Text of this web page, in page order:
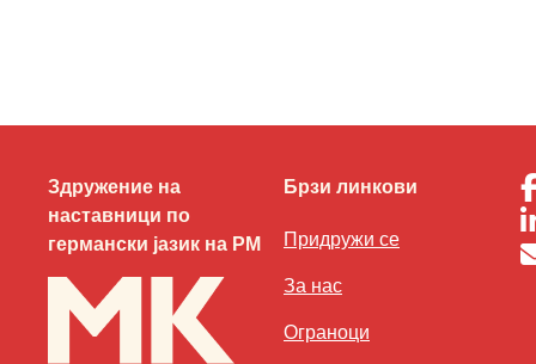
Здружение на
наставници по
германски јазик на РМ
Брзи линкови
Придружи се
За нас
Ограноци